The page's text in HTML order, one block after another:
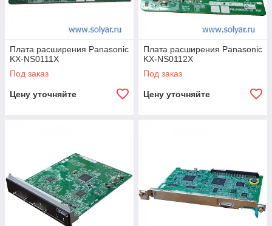
Плата расширения Panasonic
KX-NS0111X
Под заказ
Цену уточняйте
Плата расширения Panasonic
KX-NS0112X
Под заказ
Цену уточняйте